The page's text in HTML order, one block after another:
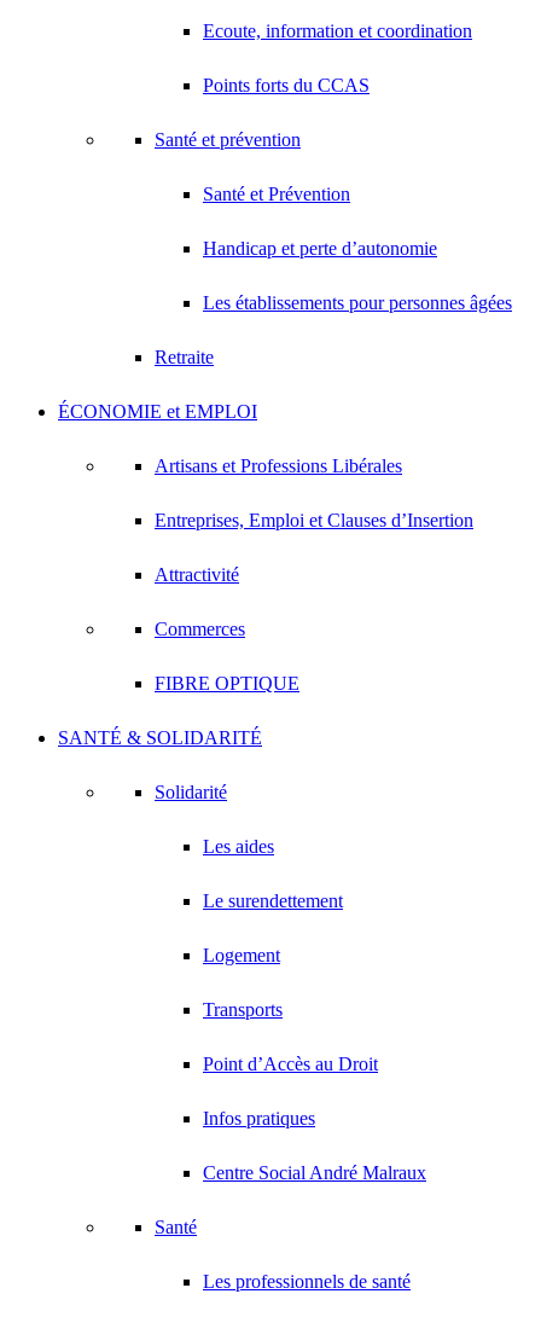
Ecoute, information et coordination
Points forts du CCAS
Santé et prévention
Santé et Prévention
Handicap et perte d’autonomie
Les établissements pour personnes âgées
Retraite
ÉCONOMIE et EMPLOI
Artisans et Professions Libérales
Entreprises, Emploi et Clauses d’Insertion
Attractivité
Commerces
FIBRE OPTIQUE
SANTÉ & SOLIDARITÉ
Solidarité
Les aides
Le surendettement
Logement
Transports
Point d’Accès au Droit
Infos pratiques
Centre Social André Malraux
Santé
Les professionnels de santé